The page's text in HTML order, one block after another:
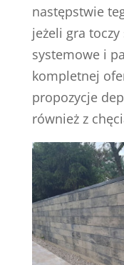
następstwie
jeżeli gra
systemowe i
kompletnej
propozycje
również z